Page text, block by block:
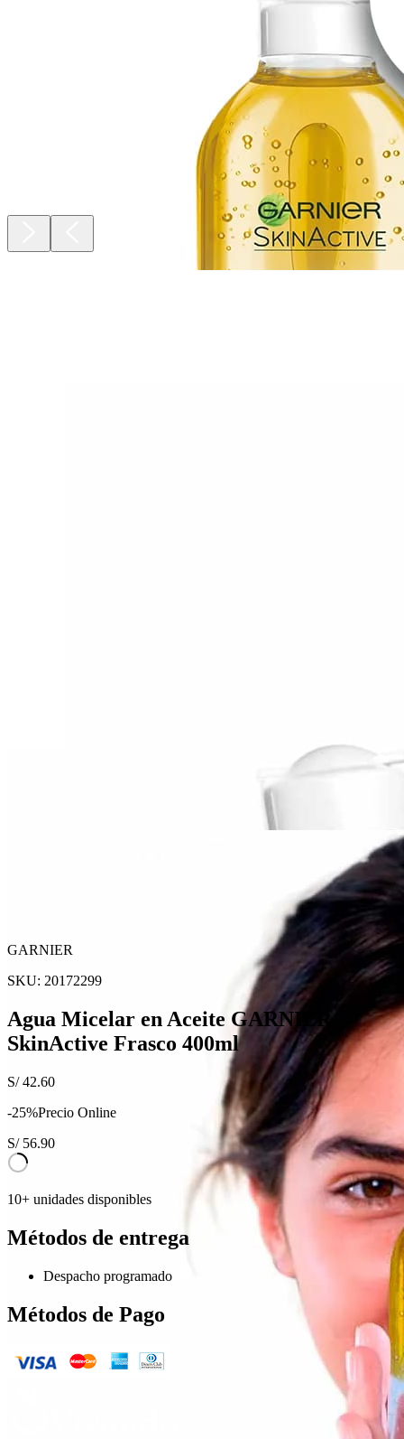
GARNIER
SKU: 20172299
Agua Micelar en Aceite GARNIER
SkinActive Frasco 400ml
S/42.60
-25%Precio Online
S/ 56.90
10+ unidades disponibles
Métodos de entrega
Despacho programado
Métodos de Pago